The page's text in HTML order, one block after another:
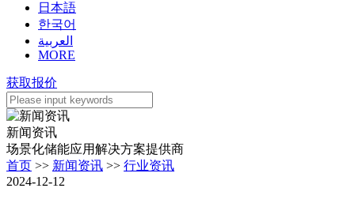
日本語
한국어
العربية
MORE
获取报价
新闻资讯
场景化储能应用解决方案提供商
首页 >> 新闻资讯 >> 行业资讯
2024-12-12